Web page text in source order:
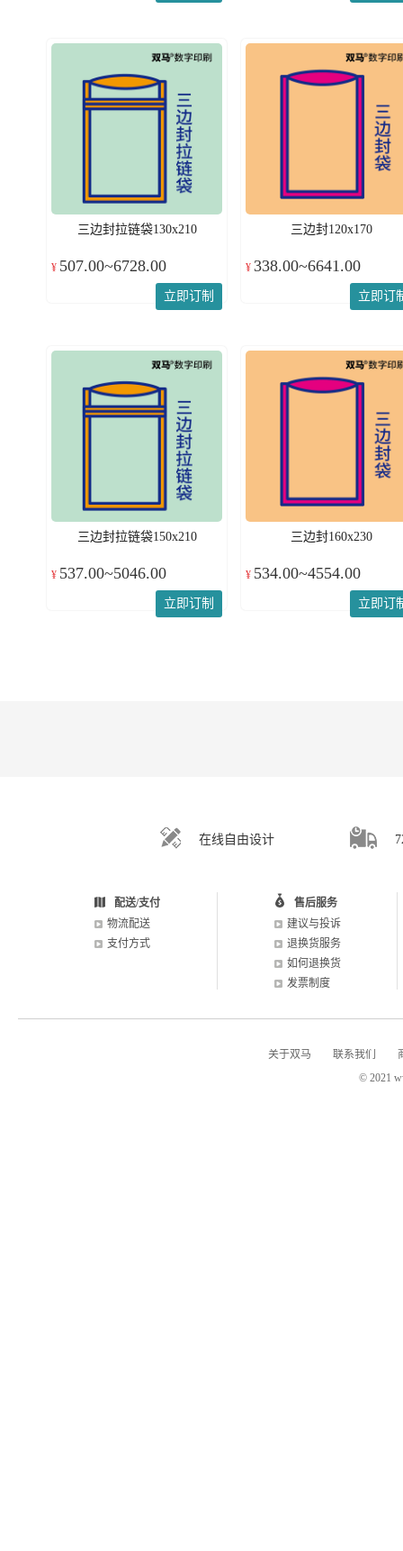
三边封拉链袋130x210
¥ 507.00~6728.00
立即订制
三边封120x170
¥ 338.00~6641.00
立即订
三边封拉链袋150x210
¥ 537.00~5046.00
立即订制
三边封160x230
¥ 534.00~4554.00
立即订
在线自由设计
配送/支付
物流配送
支付方式
售后服务
建议与投诉
退换货服务
如何退换货
发票制度
关于双马 联系我们
© 2021